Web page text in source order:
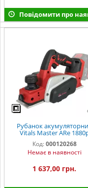
Повідомити про
Рубанок
Vitals Master ARe
Код: 000120268
Немає в наявності
1 637,00 грн.